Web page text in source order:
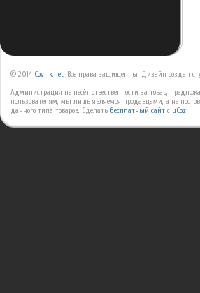
© 2014 Covrik.net. Все права защищенны. Дизайн создан
Администрация не несёт отвественности за товар,
пользователям, мы лишь являемся продавцами, а не
данного типа товаров. Сделать бесплатный сайт с uCoz